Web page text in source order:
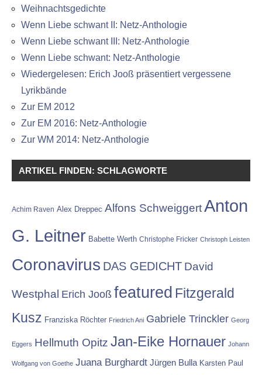
Weihnachtsgedichte
Wenn Liebe schwant II: Netz-Anthologie
Wenn Liebe schwant III: Netz-Anthologie
Wenn Liebe schwant: Netz-Anthologie
Wiedergelesen: Erich Jooß präsentiert vergessene
Lyrikbände
Zur EM 2012
Zur EM 2016: Netz-Anthologie
Zur WM 2014: Netz-Anthologie
ARTIKEL FINDEN: SCHLAGWORTE
Achim Raven Alex Dreppec Alfons SchweiggertAnton
G. Leitner Babette Werth Christophe Fricker Christoph Leisten
Coronavirus DAS GEDICHT David
Westphal Erich Jooß featured Fitzgerald
Kusz Franziska Röchter Friedrich Ani Gabriele Trinckler Georg
Eggers Hellmuth Opitz Jan-Eike Hornauer Johann
Wolfgang von Goethe Juana Burghardt Jürgen Bulla Karsten Paul